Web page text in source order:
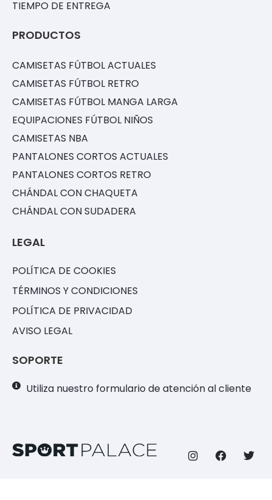
TIEMPO DE ENTREGA
PRODUCTOS
CAMISETAS FÚTBOL ACTUALES
CAMISETAS FÚTBOL RETRO
CAMISETAS FÚTBOL MANGA LARGA
EQUIPACIONES FÚTBOL NIÑOS
CAMISETAS NBA
PANTALONES CORTOS ACTUALES
PANTALONES CORTOS RETRO
CHÁNDAL CON CHAQUETA
CHÁNDAL CON SUDADERA
LEGAL
POLÍTICA DE COOKIES
TÉRMINOS Y CONDICIONES
POLÍTICA DE PRIVACIDAD
AVISO LEGAL
SOPORTE
Utiliza nuestro formulario de atención al cliente